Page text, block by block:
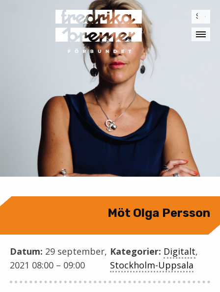
Sök
efter:
Möt Olga Persson
Datum: 29 september,
2021 08:00 – 09:00
Kategorier: Digitalt,
Stockholm-Uppsala